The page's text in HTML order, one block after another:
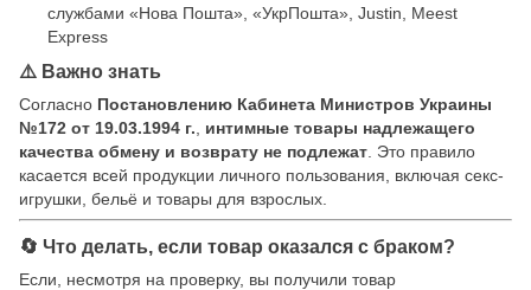
службами «Нова Пошта», «УкрПошта», Justin, Meest
Express
⚠️ Важно знать
Согласно Постановлению Кабинета Министров Украины
№172 от 19.03.1994 г.
интимные товары надлежащего
качества обмену и возврату не подлежат . Это правило
касается всей продукции личного пользования, включая секс-
игрушки, бельё и товары для взрослых.
🔄 Что делать, если товар оказался с браком?
Если, несмотря на проверку, вы получили товар